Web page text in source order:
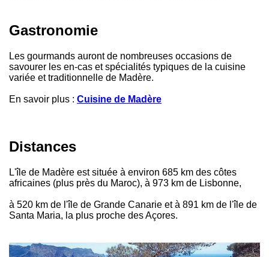
Gastronomie
Les gourmands auront de nombreuses occasions de
savourer les en-cas et spécialités typiques de la cuisine
variée et traditionnelle de Madère.
En savoir plus : Cuisine de Madère
Distances
L'île de Madère est située à environ 685 km des côtes
africaines (plus près du Maroc), à 973 km de Lisbonne,
à 520 km de l'île de Grande Canarie et à 891 km de l'île de
Santa Maria, la plus proche des Açores.